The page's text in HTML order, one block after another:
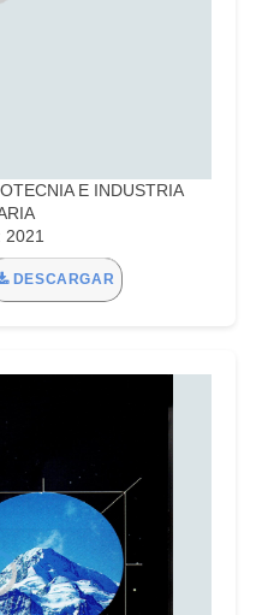
E INDUSTRIA
2021
DESCARGAR